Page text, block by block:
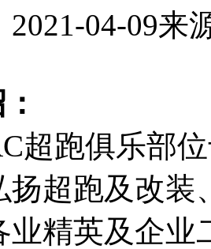
04-09来
超跑俱乐部
扬超跑及改装
精英及企业